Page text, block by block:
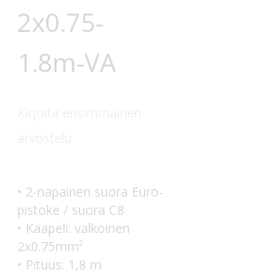
2x0.75-
1.8m-VA
• 2-napainen suora Euro-
pistoke / suora C8
• Kaapeli: valkoinen
2x0.75mm²
• Pituus: 1,8 m